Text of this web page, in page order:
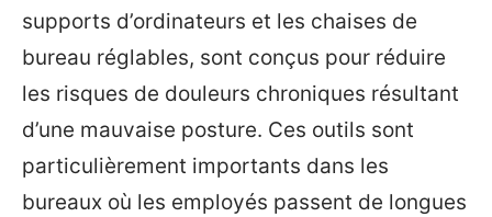
supports d’ordinateurs et les chaises de
bureau réglables, sont conçus pour réduire
les risques de douleurs chroniques résultant
d’une mauvaise posture. Ces outils sont
particulièrement importants dans les
bureaux où les employés passent de longues